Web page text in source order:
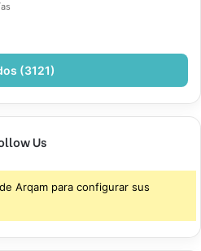
(3121)
Us
Arqam para configurar sus